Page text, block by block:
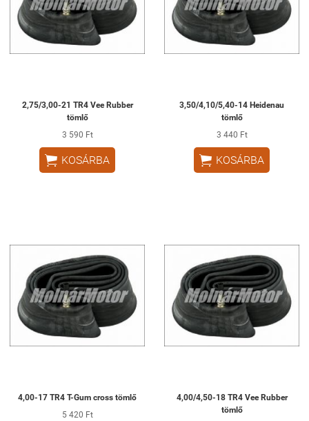
2,75/3,00-21 TR4 Vee Rubber
tömlő
3 590 Ft
 KOSÁRBA
3,50/4,10/5,40-14 Heidenau
tömlő
3 440 Ft
 KOSÁRBA
4,00-17 TR4 T-Gum cross tömlő
5 420 Ft
4,00/4,50-18 TR4 Vee Rubber
tömlő